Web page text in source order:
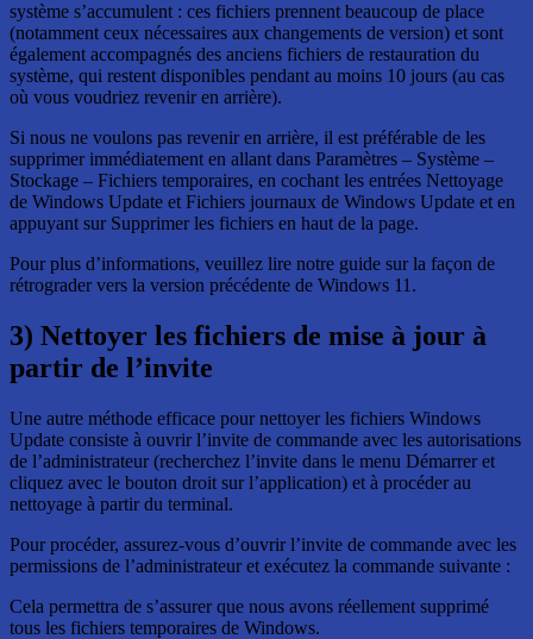
système s’accumulent : ces fichiers prennent beaucoup de place
(notamment ceux nécessaires aux changements de version) et sont
également accompagnés des anciens fichiers de restauration du
système, qui restent disponibles pendant au moins 10 jours (au cas
où vous voudriez revenir en arrière).
Si nous ne voulons pas revenir en arrière, il est préférable de les
supprimer immédiatement en allant dans Paramètres – Système –
Stockage – Fichiers temporaires, en cochant les entrées Nettoyage
de Windows Update et Fichiers journaux de Windows Update et en
appuyant sur Supprimer les fichiers en haut de la page.
Pour plus d’informations, veuillez lire notre guide sur la façon de
rétrograder vers la version précédente de Windows 11.
3) Nettoyer les fichiers de mise à jour à
partir de l’invite
Une autre méthode efficace pour nettoyer les fichiers Windows
Update consiste à ouvrir l’invite de commande avec les autorisations
de l’administrateur (recherchez l’invite dans le menu Démarrer et
cliquez avec le bouton droit sur l’application) et à procéder au
nettoyage à partir du terminal.
Pour procéder, assurez-vous d’ouvrir l’invite de commande avec les
permissions de l’administrateur et exécutez la commande suivante :
Cela permettra de s’assurer que nous avons réellement supprimé
tous les fichiers temporaires de Windows.